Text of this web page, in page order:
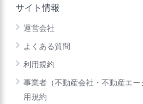
サイト情報
運営会社
よくある質問
利用規約
事業者（不動産会社・不動産エー
用規約